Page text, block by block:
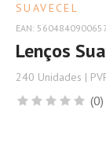
SUAVECEL
EAN:
Lenços
240 Unidades |
(0)